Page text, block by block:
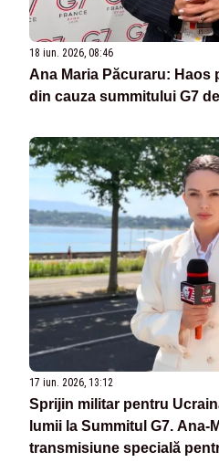
18 iun. 2026, 08:46
Ana Maria Păcuraru: Haos
din cauza summitului G7
17 iun. 2026, 13:12
Sprijin militar pentru
lumii la Summitul G7. Ana-
transmisiune specială